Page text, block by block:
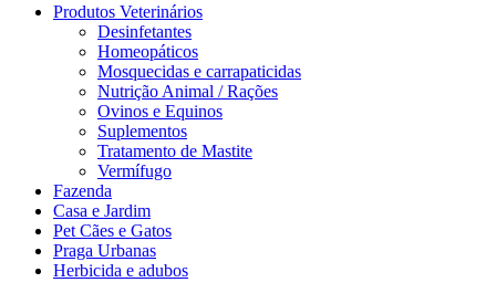
Produtos Veterinários
Desinfetantes
Homeopáticos
Mosquecidas e carrapaticidas
Nutrição Animal / Rações
Ovinos e Equinos
Suplementos
Tratamento de Mastite
Vermífugo
Fazenda
Casa e Jardim
Pet Cães e Gatos
Praga Urbanas
Herbicida e adubos